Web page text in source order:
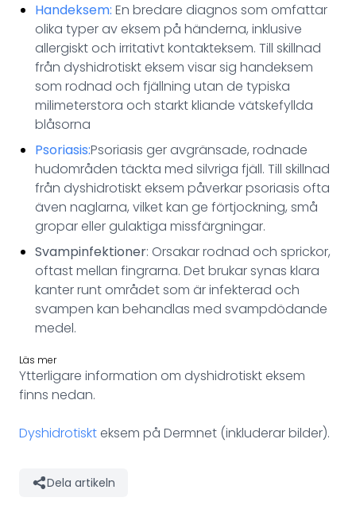
Handeksem: En bredare diagnos som omfattar
olika typer av eksem på händerna, inklusive
allergiskt och irritativt kontakteksem. Till skillnad
från dyshidrotiskt eksem visar sig handeksem
som rodnad och fjällning utan de typiska
milimeterstora och starkt kliande vätskefyllda
blåsorna
Psoriasis:Psoriasis ger avgränsade, rodnade
hudområden täckta med silvriga fjäll. Till skillnad
från dyshidrotiskt eksem påverkar psoriasis ofta
även naglarna, vilket kan ge förtjockning, små
gropar eller gulaktiga missfärgningar.
Svampinfektioner: Orsakar rodnad och sprickor,
oftast mellan fingrarna. Det brukar synas klara
kanter runt området som är infekterad och
svampen kan behandlas med svampdödande
medel.
Läs mer
Ytterligare information om dyshidrotiskt eksem
finns nedan.
Dyshidrotiskteksem på Dermnet (inkluderar bilder).
Dela artikeln